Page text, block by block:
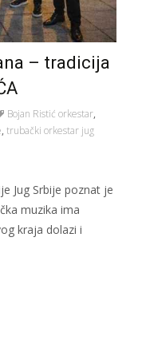
– tradicija
Bojan Ristić orkestar,
, trubački orkestar jug
Jug Srbije poznat je
muzika ima
kraja dolazi i